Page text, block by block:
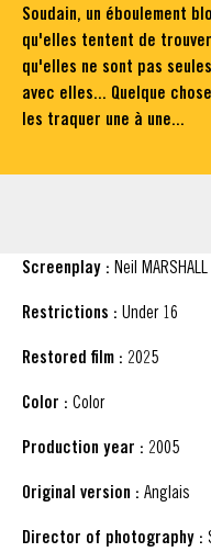
Soudain, un éboulement
qu'elles tentent de
qu'elles ne sont pas
avec elles... Quelque
les traquer une à une...
Screenplay : Neil MARSHALL
Restrictions : Under 16
Restored film : 2025
Color : Color
Production year : 2005
Original version : Anglais
Director of photography :